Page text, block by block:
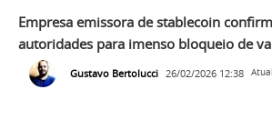
Empresa emissora de stablecoin
autoridades para imenso bloqueio de
Gustavo Bertolucci 26/02/2026 12:38